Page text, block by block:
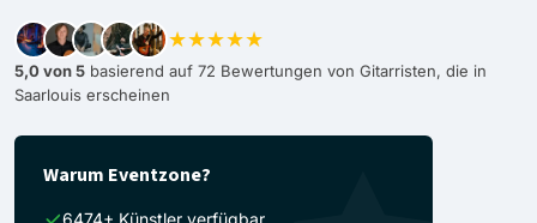
★★★★★
5,0 von 5 basierend auf 72 Bewertungen von Gitarristen, die in
Saarlouis erscheinen
Warum Eventzone?
6474+ Künstler verfügbar